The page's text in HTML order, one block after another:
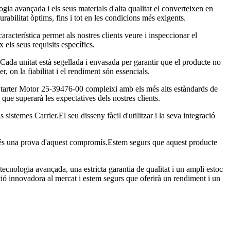
avançada i els seus materials d'alta qualitat el converteixen en
òptims, fins i tot en les condicions més exigents.
permet als nostres clients veure i inspeccionar el
seus requisits específics.
unitat està segellada i envasada per garantir que el producte no
on la fiabilitat i el rendiment són essencials.
Motor 25-39476-00 compleixi amb els més alts estàndards de
superarà les expectatives dels nostres clients.
Carrier.El seu disseny fàcil d'utilitzar i la seva integració
prova d'aquest compromís.Estem segurs que aquest producte
avançada, una estricta garantia de qualitat i un ampli estoc
innovadora al mercat i estem segurs que oferirà un rendiment i un